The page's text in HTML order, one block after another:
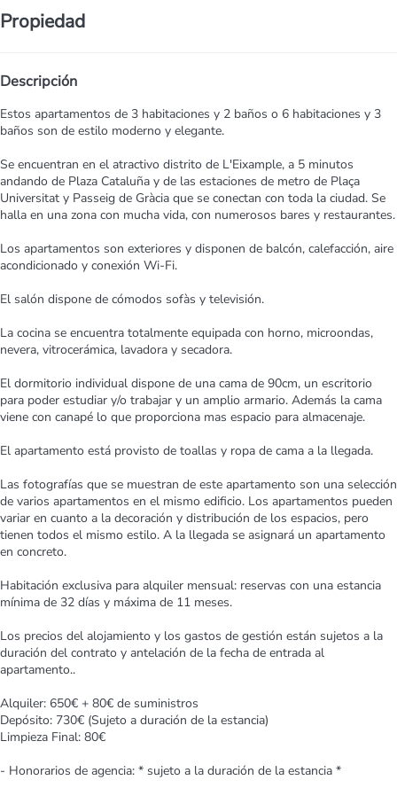
Propiedad
Descripción
Estos apartamentos de 3 habitaciones y 2 baños o 6 habitaciones y 3
baños son de estilo moderno y elegante.
Se encuentran en el atractivo distrito de L'Eixample, a 5 minutos
andando de Plaza Cataluña y de las estaciones de metro de Plaça
Universitat y Passeig de Gràcia que se conectan con toda la ciudad. Se
halla en una zona con mucha vida, con numerosos bares y restaurantes.
Los apartamentos son exteriores y disponen de balcón, calefacción, aire
acondicionado y conexión Wi-Fi.
El salón dispone de cómodos sofàs y televisión.
La cocina se encuentra totalmente equipada con horno, microondas,
nevera, vitrocerámica, lavadora y secadora.
El dormitorio individual dispone de una cama de 90cm, un escritorio
para poder estudiar y/o trabajar y un amplio armario. Además la cama
viene con canapé lo que proporciona mas espacio para almacenaje.
El apartamento está provisto de toallas y ropa de cama a la llegada.
Las fotografías que se muestran de este apartamento son una selección
de varios apartamentos en el mismo edificio. Los apartamentos pueden
variar en cuanto a la decoración y distribución de los espacios, pero
tienen todos el mismo estilo. A la llegada se asignará un apartamento
en concreto.
Habitación exclusiva para alquiler mensual: reservas con una estancia
mínima de 32 días y máxima de 11 meses.
Los precios del alojamiento y los gastos de gestión están sujetos a la
duración del contrato y antelación de la fecha de entrada al
apartamento..
Alquiler: 650€ + 80€ de suministros
Depósito: 730€ (Sujeto a duración de la estancia)
Limpieza Final: 80€
- Honorarios de agencia: * sujeto a la duración de la estancia *